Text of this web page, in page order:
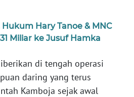
Hary Tanoe & MNC
Miliar ke Jusuf Hamka
di tengah operasi
daring yang terus
Kamboja sejak awal